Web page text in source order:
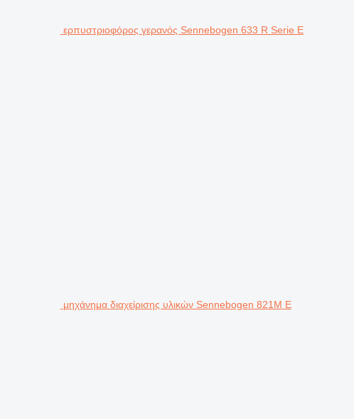
ερπυστριοφόρος γερανός Sennebogen 633 R Serie E
μηχάνημα διαχείρισης υλικών Sennebogen 821M E